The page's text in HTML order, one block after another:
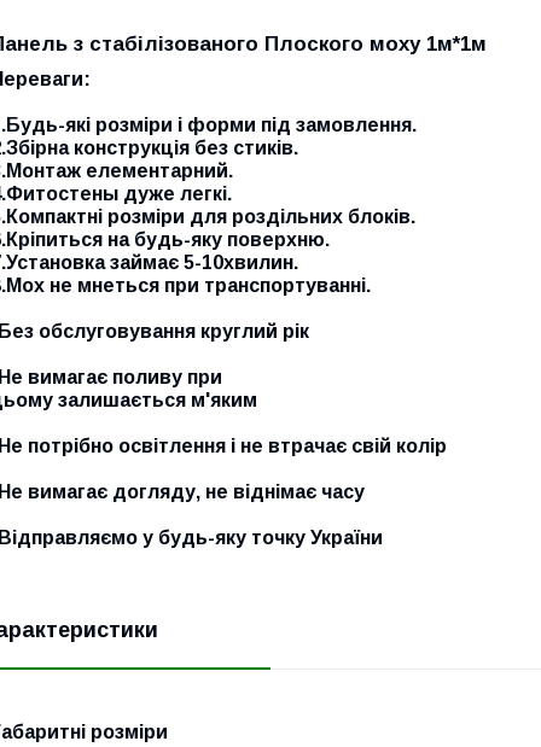
з стабілізованого Плоского моху 1м*1м
які розміри і форми під замовлення.
конструкція без стиків.
елементарний.
дуже легкі.
розміри для роздільних блоків.
на будь-яку поверхню.
займає 5-10хвилин.
не мнеться при транспортуванні.
обслуговування круглий рік
вимагає поливу при
залишається м'яким
потрібно освітлення і не втрачає свій колір
вимагає догляду, не віднімає часу
у будь-яку точку України
розміри